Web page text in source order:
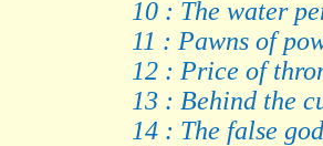
10 : The water
11 : Pawns of
12 : Price of
13 : Behind the
14 : The false